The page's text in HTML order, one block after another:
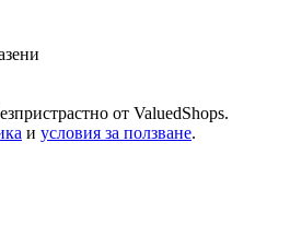
от ValuedShops.
и условия за ползване.